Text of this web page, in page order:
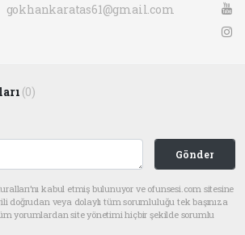
gokhankaratas61@gmail.com
(0)
Gönder
kabul etmiş bulunuyor ve ofunsesi.com sitesine
doğrudan veya dolaylı tüm sorumluluğu tek başınıza
yorumlardan site yönetimi hiçbir şekilde sorumlu